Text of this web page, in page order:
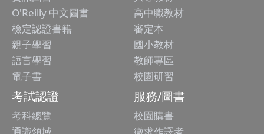
O'Reilly 中文圖書
檢定認證書籍
親子學習
語言學習
電子書
高中職教材
審定本
國小教材
教師專區
校園研習
考試認證
考科總覽
服務/圖書
校園購書